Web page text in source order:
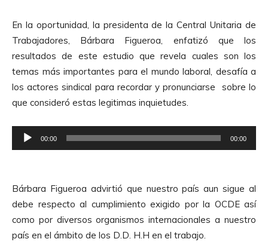
En la oportunidad, la presidenta de la Central Unitaria de
Trabajadores, Bárbara Figueroa, enfatizó que los
resultados de este estudio que revela cuales son los
temas más importantes para el mundo laboral, desafía a
los actores sindical para recordar y pronunciarse sobre lo
que consideró estas legitimas inquietudes.
e
o
d
u
c
00:00 00:00
Bárbara Figueroa advirtió que nuestro país aun sigue al
debe respecto al cumplimiento exigido por la OCDE así
como por diversos organismos internacionales a nuestro
país en el ámbito de los D.D. H.H en el trabajo.